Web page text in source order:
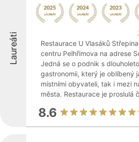
Laureáti
Restaurace U Vlasáků
centru Pelhřimova na adrese
Jedná se o podnik s
gastronomii, který je oblíbený
místními obyvateli, tak i mezi
města. Restaurace je proslulá
8.6